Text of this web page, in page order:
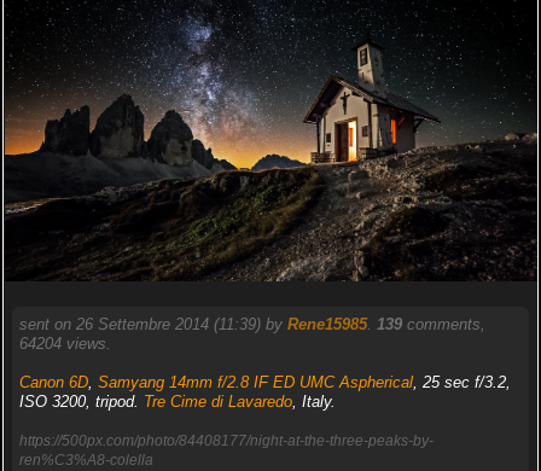
sent on 26 Settembre 2014 (11:39) by Rene15985. 139comments,
64204 views.
Canon 6D, Samyang 14mm f/2.8 IF ED UMC Aspherical, 25 sec f/3.2,
ISO 3200, tripod. Tre Cime di Lavaredo, Italy.
https://500px.com/photo/84408177/night-at-the-three-peaks-by-
ren%C3%A8-colella